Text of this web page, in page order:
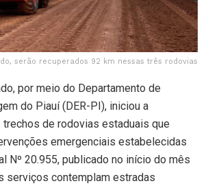
serão recuperados 92 km nessas três rodovias
por meio do Departamento de
do Piauí (DER-PI), iniciou a
trechos de rodovias estaduais que
emergenciais estabelecidas
Nº 20.955, publicado no início do mês
serviços contemplam estradas